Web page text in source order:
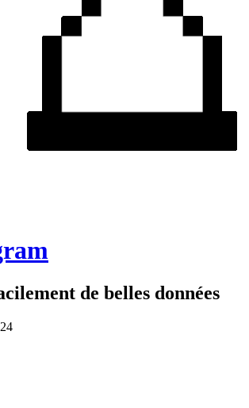
de belles données